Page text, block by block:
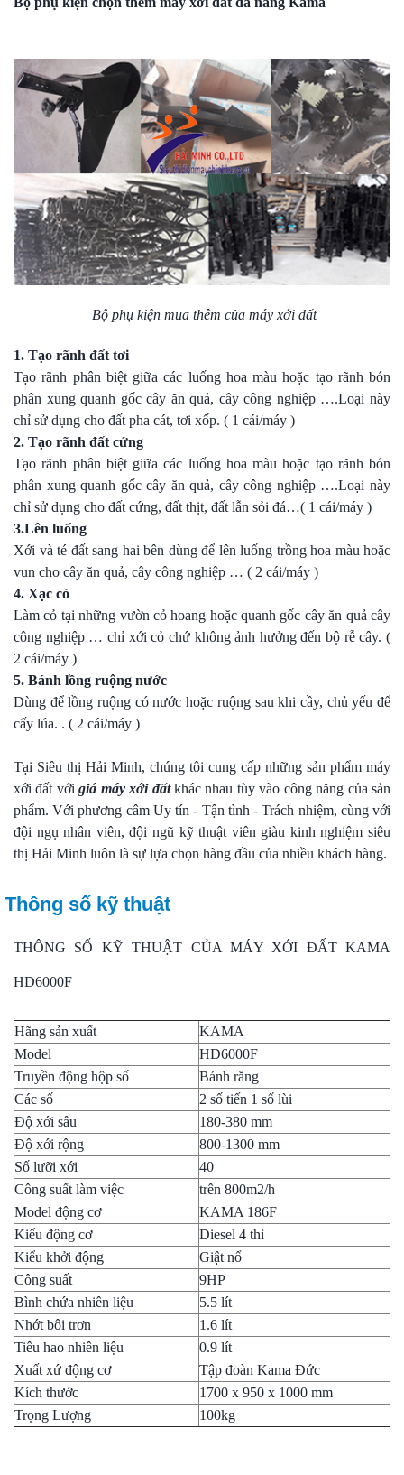
Bộ phụ kiện mua thêm của máy xới đất
1. Tạo rãnh đất tơi
Tạo rãnh phân biệt giữa các luống hoa màu hoặc tạo rãnh bón
phân xung quanh gốc cây ăn quả, cây công nghiệp ….Loại này
chỉ sử dụng cho đất pha cát, tơi xốp. ( 1 cái/máy )
2. Tạo rãnh đất cứng
Tạo rãnh phân biệt giữa các luống hoa màu hoặc tạo rãnh bón
phân xung quanh gốc cây ăn quả, cây công nghiệp ….Loại này
chỉ sử dụng cho đất cứng, đất thịt, đất lẫn sỏi đá…( 1 cái/máy )
3.Lên luống
Xới và té đất sang hai bên dùng để lên luống trồng hoa màu hoặc
vun cho cây ăn quả, cây công nghiệp … ( 2 cái/máy )
4. Xạc cỏ
Làm cỏ tại những vườn cỏ hoang hoặc quanh gốc cây ăn quả cây
công nghiệp … chỉ xới cỏ chứ không ảnh hưởng đến bộ rễ cây. (
2 cái/máy )
5. Bánh lồng ruộng nước
Dùng để lồng ruộng có nước hoặc ruộng sau khi cầy, chủ yếu để
cấy lúa. . ( 2 cái/máy )
Tại Siêu thị Hải Minh, chúng tôi cung cấp những sản phẩm máy
xới đất vớigiá máy xới đấtkhác nhau tùy vào công năng của sản
phẩm. Với phương câm Uy tín - Tận tình - Trách nhiệm, cùng với
đội ngụ nhân viên, đội ngũ kỹ thuật viên giàu kinh nghiệm siêu
thị Hải Minh luôn là sự lựa chọn hàng đầu của nhiều khách hàng.
Thông số kỹ thuật
THÔNG SỐ KỸ THUẬT CỦA MÁY XỚI ĐẤT KAMA
HD6000F
Hãng sản xuất
KAMA
Model
HD6000F
Truyền động hộp số
Bánh răng
Các số
2 số tiến 1 số lùi
Độ xới sâu
180-380 mm
Độ xới rộng
800-1300 mm
Số lưỡi xới
40
Công suất làm việc
trên 800m2/h
Model động cơ
KAMA 186F
Kiểu động cơ
Diesel 4 thì
Kiểu khởi động
Giật nổ
Công suất
9HP
Bình chứa nhiên liệu
5.5 lít
Nhớt bôi trơn
1.6 lít
Tiêu hao nhiên liệu
0.9 lít
Xuất xứ động cơ
Tập đoàn Kama Đức
Kích thước
1700 x 950 x 1000 mm
Trọng Lượng
100kg